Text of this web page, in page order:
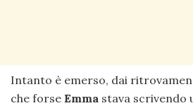
Intanto è emerso, dai
che forse Emma stava scrivendo